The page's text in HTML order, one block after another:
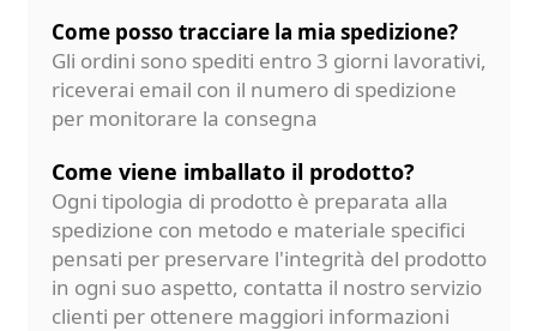
Come posso tracciare la mia spedizione?
Gli ordini sono spediti entro 3 giorni lavorativi,
riceverai email con il numero di spedizione
per monitorare la consegna
Come viene imballato il prodotto?
Ogni tipologia di prodotto è preparata alla
spedizione con metodo e materiale specifici
pensati per preservare l'integrità del prodotto
in ogni suo aspetto, contatta il nostro servizio
clienti per ottenere maggiori informazioni